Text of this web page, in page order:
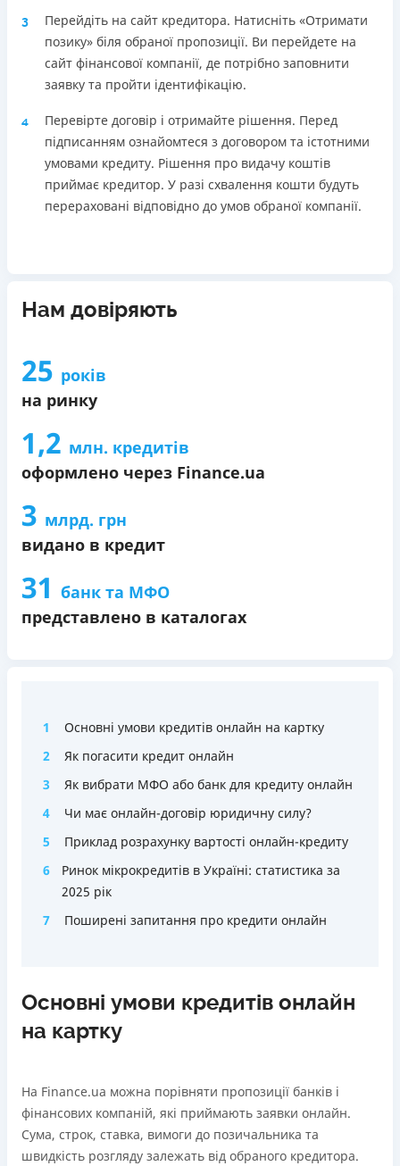
3
Перейдіть на сайт кредитора. Натисніть «Отримати
позику» біля обраної пропозиції. Ви перейдете на
сайт фінансової компанії, де потрібно заповнити
заявку та пройти ідентифікацію.
4
Перевірте договір і отримайте рішення. Перед
підписанням ознайомтеся з договором та істотними
умовами кредиту. Рішення про видачу коштів
приймає кредитор. У разі схвалення кошти будуть
перераховані відповідно до умов обраної компанії.
Нам довіряють
25 років
на ринку
1,2 млн. кредитів
оформлено через Finance.ua
3 млрд. грн
видано в кредит
31 банк та МФО
представлено в каталогах
1
Основні умови кредитів онлайн на картку
2
Як погасити кредит онлайн
3
Як вибрати МФО або банк для кредиту онлайн
4
Чи має онлайн-договір юридичну силу?
5
Приклад розрахунку вартості онлайн-кредиту
6
Ринок мікрокредитів в Україні: статистика за
2025 рік
7
Поширені запитання про кредити онлайн
Основні умови кредитів онлайн
на картку
На Finance.ua можна порівняти пропозиції банків і
фінансових компаній, які приймають заявки онлайн.
Сума, строк, ставка, вимоги до позичальника та
швидкість розгляду залежать від обраного кредитора.